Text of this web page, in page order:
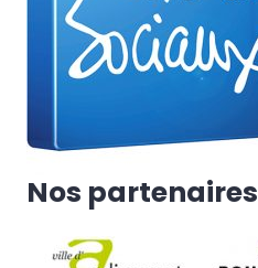
Nos partenaires